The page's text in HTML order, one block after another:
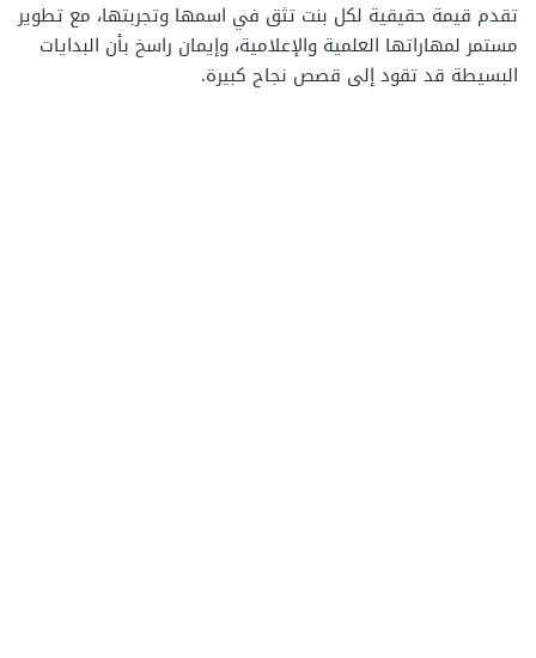
تقدم قيمة حقيقية لكل بنت تثق في اسمها وتجربتها، مع تطوير
مستمر لمهاراتها العلمية والإعلامية، وإيمان راسخ بأن البدايات
البسيطة قد تقود إلى قصص نجاح كبيرة.